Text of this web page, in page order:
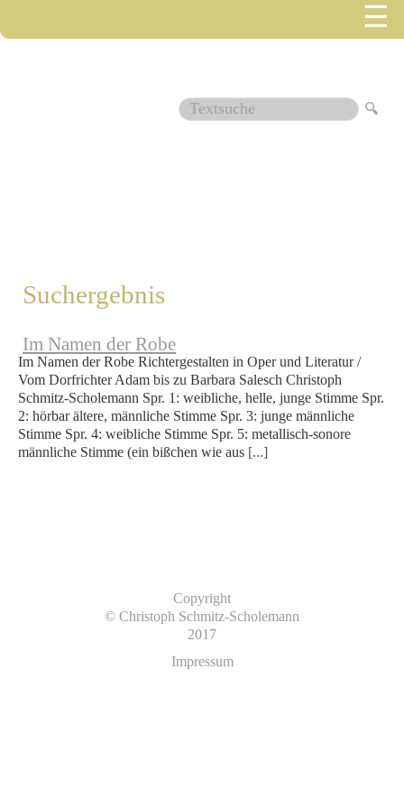
☰
Suchergebnis
Im Namen der Robe
Im Namen der Robe Richtergestalten in Oper und Literatur /
Vom Dorfrichter Adam bis zu Barbara Salesch Christoph
Schmitz-Scholemann Spr. 1: weibliche, helle, junge Stimme Spr.
2: hörbar ältere, männliche Stimme Spr. 3: junge männliche
Stimme Spr. 4: weibliche Stimme Spr. 5: metallisch-sonore
männliche Stimme (ein bißchen wie aus [...]
Copyright
© Christoph Schmitz-Scholemann
2017
Impressum